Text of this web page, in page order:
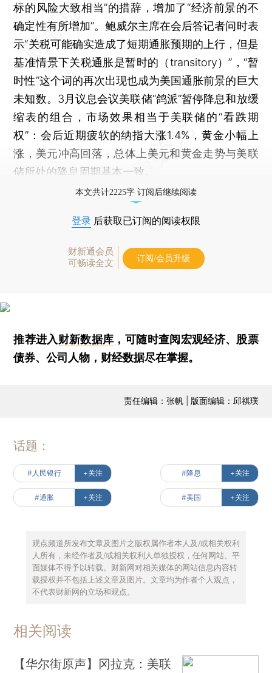
标的风险大致相当”的措辞，增加了“经济前景的不
确定性有所增加”。鲍威尔主席在会后答记者问时表
示“关税可能确实造成了短期通胀预期的上行，但是
基准情景下关税通胀是暂时的（transitory）”，“暂
时性”这个词的再次出现也成为美国通胀前景的巨大
未知数。3月议息会议美联储“鸽派”暂停降息和放缓
缩表的组合，市场效果相当于美联储的“看跌期
权”：会后近期疲软的纳指大涨1.4%，黄金小幅上
涨，美元冲高回落，总体上美元和黄金走势与美联
储所处的降息周期基本一致。
本文共计2225字 订阅后继续阅读
登录 后获取已订阅的阅读权限
财新通会员
可畅读全文
订阅/会员升级
推荐进入财新数据库 ，可随时查阅宏观经济、股票
债券、公司人物，财经数据尽在掌握。
责任编辑：张帆 | 版面编辑：邱祺璞
话题：
#人民银行 +关注 #降息 +关注
#通胀 +关注 #美国 +关注
观点频道所发布文章及图片之版权属作者本人及/或相关权利
人所有，未经作者及/或相关权利人单独授权，任何网站、平
面媒体不得予以转载。财新网对相关媒体的网站信息内容转
载授权并不包括上述文章及图片。文章均为作者个人观点，
不代表财新网的立场和观点。
相关阅读
【华尔街原声】冈拉克：美联